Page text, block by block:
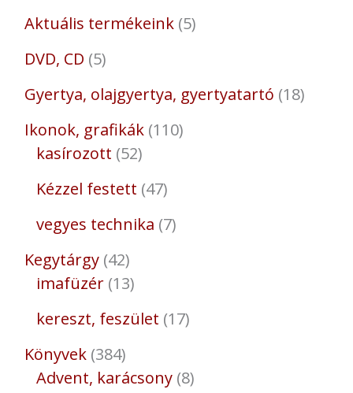
Aktuális termékeink 5
DVD, CD 5
Gyertya, olajgyertya, gyertyatartó 18
Ikonok, grafikák 110
kasírozott 52
Kézzel festett 47
vegyes technika 7
Kegytárgy 42
imafüzér 13
kereszt, feszület 17
Könyvek 384
Advent, karácsony 8